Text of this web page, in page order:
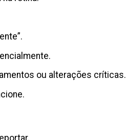
ou alterações críticas.